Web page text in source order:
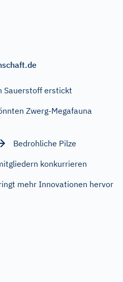
Sauerstoff erstickt
Zwerg-Megafauna
Bedrohliche Pilze
konkurrieren
mehr Innovationen hervor